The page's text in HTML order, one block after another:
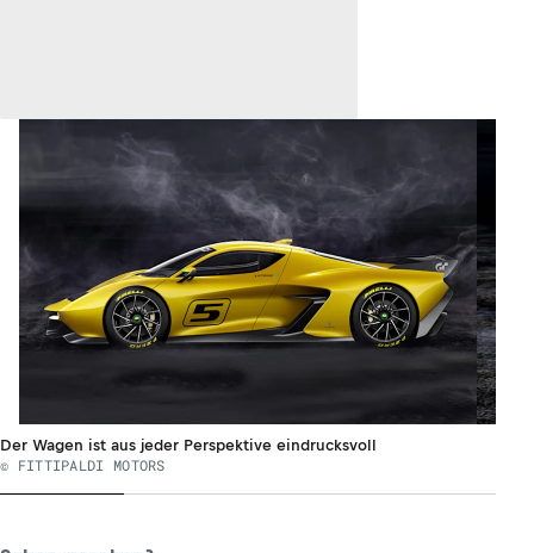
Der Wagen ist aus jeder Perspektive eindrucksvoll
© FITTIPALDI MOTORS